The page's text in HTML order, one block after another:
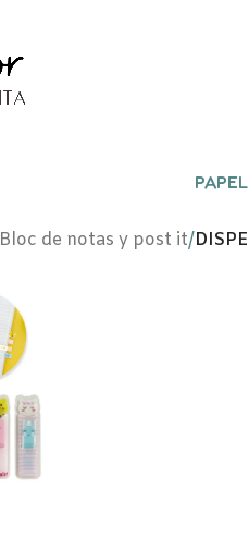
Bloc de notas y post it/